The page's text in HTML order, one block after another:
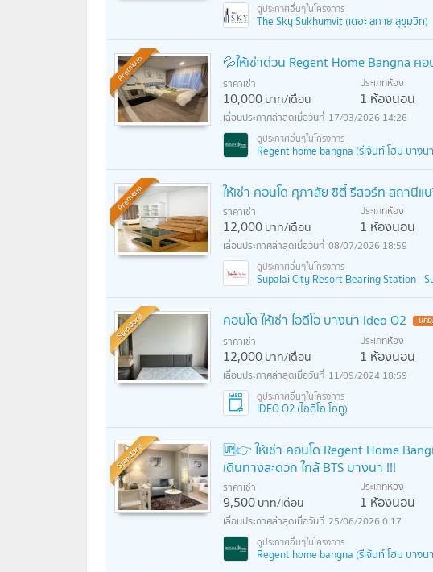
The Sky Sukhumvit (เดอะ สกาย สุขุมวิท)
Premium 💦ให้เช่าด่วน Regent Home Bangna ค
ราคาเช่า
10,000บาท/เดือน
ประเภทห้อง
1 ห้องนอน
17/03/2026 14:26
Regent home bangna (รีเจ้นท์ โฮม บางน
Premium ให้เช่า คอนโด ศุภาลัย ซิตี้ รีสอร์ท สถานี
ราคาเช่า
12,000บาท/เดือน
ประเภทห้อง
1 ห้องนอน
08/07/2026 18:59
Supalai City Resort Bearing Station -
Standard คอนโด ให้เช่า ไอดีโอ​ บางนา ldeo O2
ราคาเช่า
12,000บาท/เดือน
ประเภทห้อง
1 ห้องนอน
11/09/2024 18:59
IDEO O2 (ไอดีโอ โอทู)
Standard
🆙👉 ให้เช่า คอนโด Regent Home
เดินทางสะดวก ใกล้ BTS บางนา !!!
ราคาเช่า
9,500บาท/เดือน
ประเภทห้อง
1 ห้องนอน
25/06/2026 0:17
Regent home bangna (รีเจ้นท์ โฮม บางน